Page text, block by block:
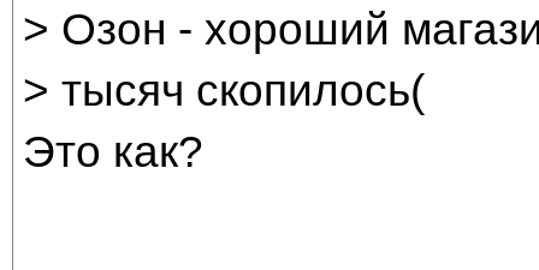
> Озон - хороший
> тысяч скопилось(
Это как?